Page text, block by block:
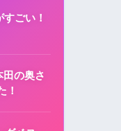
ごい！
の奥さ
！